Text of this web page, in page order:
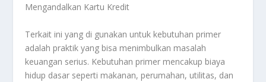
Mengandalkan Kartu Kredit
Terkait ini yang di gunakan untuk kebutuhan primer
adalah praktik yang bisa menimbulkan masalah
keuangan serius. Kebutuhan primer mencakup biaya
hidup dasar seperti makanan, perumahan, utilitas, dan